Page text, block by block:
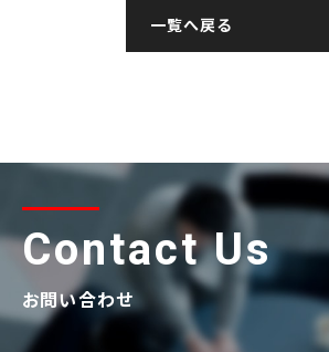
一覧へ戻る
Contact Us
お問い合わせ